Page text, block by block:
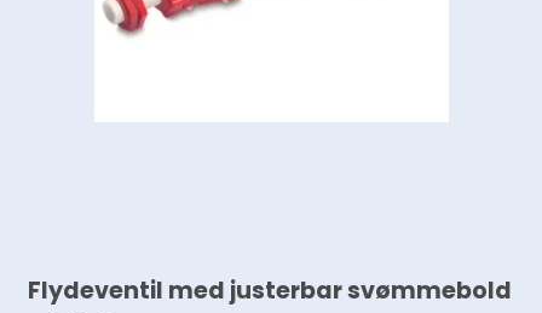
Flydeventil med justerbar svømmebold